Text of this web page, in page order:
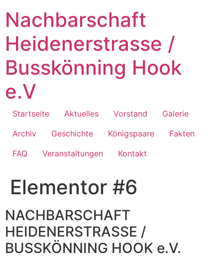
Inhalt
springen
Nachbarschaft
Heidenerstrasse /
Busskönning Hook
e.V
Startseite Aktuelles Vorstand
Galerie
Archiv
Geschichte Königspaare
Fakten
FAQ
Veranstaltungen Kontakt
Elementor #6
NACHBARSCHAFT
HEIDENERSTRASSE /
BUSSKÖNNING HOOK e.V.